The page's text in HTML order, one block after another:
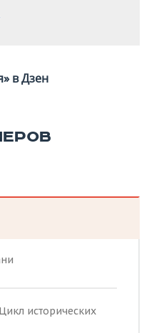
в Дзен
исторических